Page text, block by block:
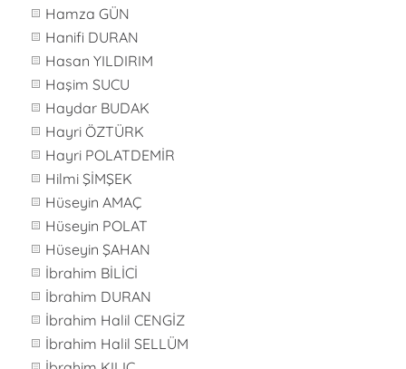
Hamza GÜN
Hanifi DURAN
Hasan YILDIRIM
Haşim SUCU
Haydar BUDAK
Hayri ÖZTÜRK
Hayri POLATDEMİR
Hilmi ŞİMŞEK
Hüseyin AMAÇ
Hüseyin POLAT
Hüseyin ŞAHAN
İbrahim BİLİCİ
İbrahim DURAN
İbrahim Halil CENGİZ
İbrahim Halil SELLÜM